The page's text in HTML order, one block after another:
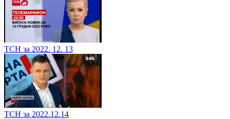
ТСН за 2022. 12. 13
ТСН за 2022.12.14